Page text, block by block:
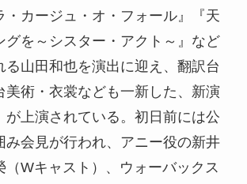
・カージュ・オ・フォール』『天
グを～シスター・アクト～』など
る山田和也を演出に迎え、翻訳台
美術・衣裳なども一新した、新演
が上演されている。初日前には公
み会見が行われ、アニー役の新井
（Wキャスト）、ウォーバックス